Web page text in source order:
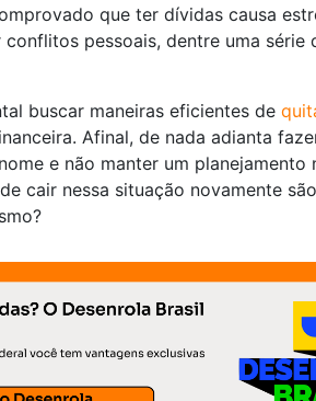
que ter dívidas causa
pessoais, dentre uma série
buscar maneiras eficientes de
Afinal, de nada adianta
e não manter um planejamento
cair nessa situação novamente